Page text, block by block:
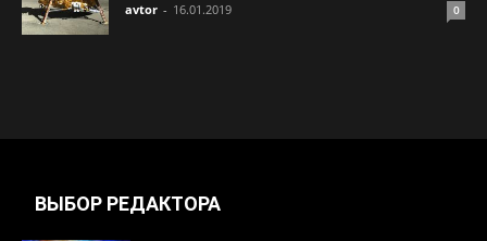
avtor - 16.01.2019 0
ВЫБОР РЕДАКТОРА